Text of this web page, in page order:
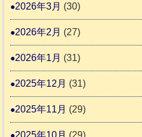
2026年3月 (30)
2026年2月 (27)
2026年1月 (31)
2025年12月 (31)
2025年11月 (29)
2025年10月 (29)